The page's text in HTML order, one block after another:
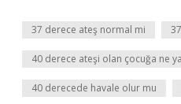
37 derece ateş normal mi
40 derece ateşi olan çocuğa ne
40 derecede havale olur mu